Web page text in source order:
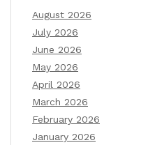
August 2026
July 2026
June 2026
May 2026
April 2026
March 2026
February 2026
January 2026